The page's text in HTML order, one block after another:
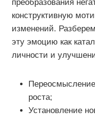
преобразования
конструктивную
изменений.
эту эмоцию как
личности и
роста;
Установление